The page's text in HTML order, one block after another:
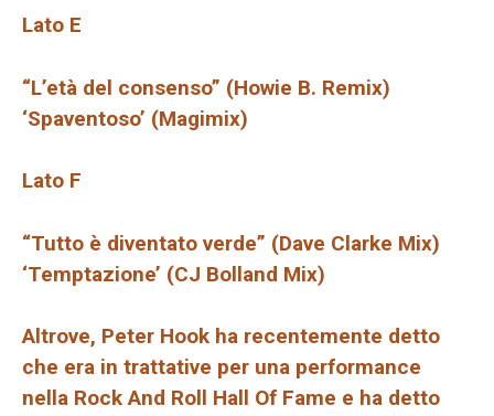
Lato E
“L’età del consenso” (Howie B. Remix)
‘Spaventoso’ (Magimix)
Lato F
“Tutto è diventato verde” (Dave Clarke Mix)
‘Temptazione’ (CJ Bolland Mix)
Altrove, Peter Hook ha recentemente detto
che era in trattative per una performance
nella Rock And Roll Hall Of Fame e ha detto